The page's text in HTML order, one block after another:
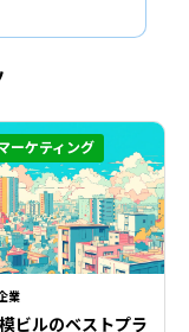
業
ビルのベストプラ
ーケティング